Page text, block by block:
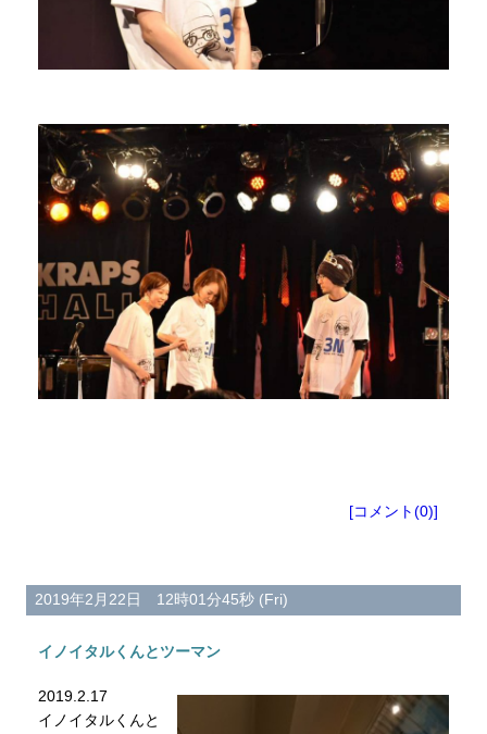
[コメント(0)]
2019年2月22日 12時01分45秒 (Fri)
イノイタルくんとツーマン
2019.2.17
イノイタルくんと